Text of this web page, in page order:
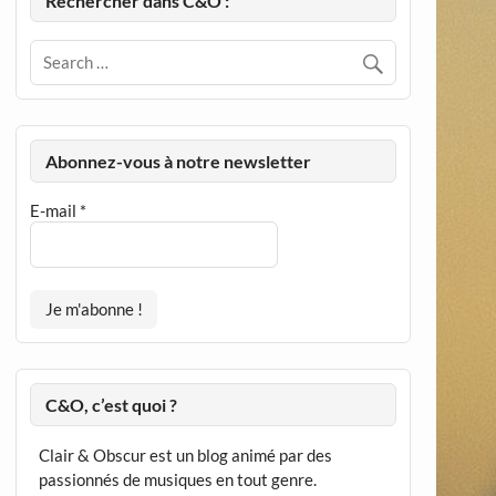
Abonnez-vous à notre newsletter
E-mail *
C&O, c’est quoi ?
Clair & Obscur est un blog animé par des
passionnés de musiques en tout genre.